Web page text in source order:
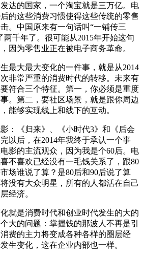
达的国家，一个淘宝就是三万亿。电
的这些消费习惯使得这些传统的零售
。中国原来有一句话叫“一铺传三
两千年了。很可能从2015年开始这句
因为零售业正在被电子商务革命。
最大最大变化的一件事，就是从2014
非常严重的消费时代的转移。未来有
符合三个特征。第一，你必须是重度
。第二，要社区场景，就是跟你周边
能够实现线上和线下的互动。
：《归来》、《小时代3》和《后会
以后，在2014年我终于承认一个事
影的主流观众，因为我是个60后。电
不喜欢已经没有一毛钱关系了，跟80
场谁说了算？是80后和90后说了算
没有大众明星，所有的人都活在自己
经济。
就是消费时代和创业时代发生的大的
大的问题：掌握钱的那波人不再是引
费的主力将变成各种各样的圈层经
生变化，这在企业内部也一样。